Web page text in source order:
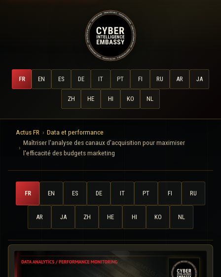
FR EN ES DE IT PT FI RU AR JA
ZH HE HI KO NL
Actus FR
Data et performance
Maîtriser l'analyse des canaux d'acquisition pour maximiser
l'efficacité des budgets marketing
FR EN ES DE IT PT FI RU
AR JA ZH HE HI KO NL